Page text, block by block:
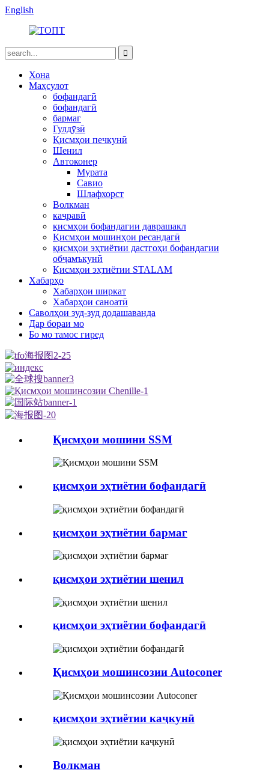
English
Хона
Маҳсулот
бофандагӣ
бофандагӣ
бармаг
Гулдӯзӣ
Қисмҳои печкунӣ
Шенил
Автоконер
Мурата
Савио
Шлафхорст
Волкман
каҷравӣ
қисмҳои бофандагии даврашакл
Қисмҳои мошинҳои ресандагӣ
қисмҳои эҳтиётии дастгоҳи бофандагии
обҷамъкунӣ
Қисмҳои эҳтиётии STALAM
Хабарҳо
Хабарҳои ширкат
Хабарҳои саноатӣ
Саволҳои зуд-зуд додашаванда
Дар бораи мо
Бо мо тамос гиред
Қисмҳои мошини SSM
қисмҳои эҳтиётии бофандагӣ
қисмҳои эҳтиётии бармаг
қисмҳои эҳтиётии шенил
қисмҳои эҳтиётии бофандагӣ
Қисмҳои мошинсозии Autoconer
қисмҳои эҳтиётии каҷкунӣ
Волкман